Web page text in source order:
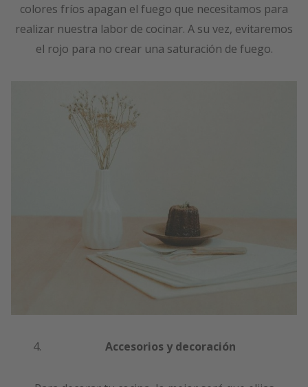
colores fríos apagan el fuego que necesitamos para
realizar nuestra labor de cocinar. A su vez, evitaremos
el rojo para no crear una saturación de fuego.
Accesorios y decoración